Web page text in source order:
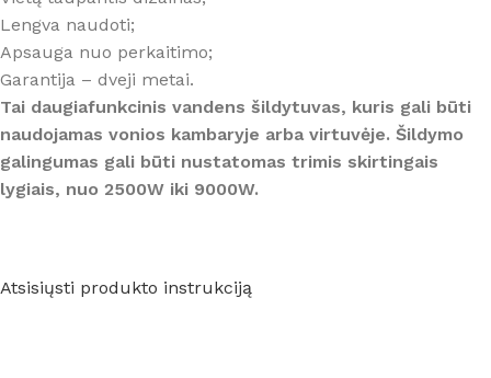
Lengva naudoti;
Apsauga nuo perkaitimo;
Garantija – dveji metai.
Tai daugiafunkcinis vandens šildytuvas, kuris gali būti
naudojamas vonios kambaryje arba virtuvėje. Šildymo
galingumas gali būti nustatomas trimis skirtingais
lygiais, nuo 2500W iki 9000W.
Atsisiųsti produkto instrukciją